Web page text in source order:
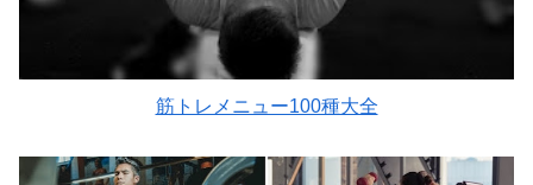
筋トレメニュー100種大全